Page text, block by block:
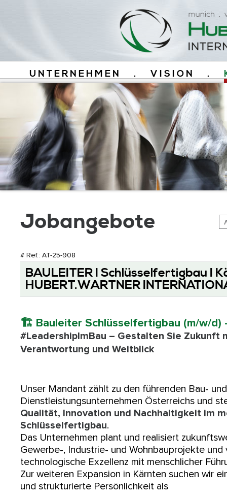
UNTERNEHMEN . VISION .
Jobangebote
# Ref.: AT-25-908
BAULEITER I Schlüsselfertigbau I
HUBERT.WARTNER
🏗️ Bauleiter Schlüsselfertigbau (m/w/d)
#LeadershipImBau – Gestalten Sie Zukunft
Verantwortung und Weitblick
Unser Mandant zählt zu den führenden Bau- und
Dienstleistungsunternehmen Österreichs und
Qualität, Innovation und Nachhaltigkeit im
Schlüsselfertigbau.
Das Unternehmen plant und realisiert
Gewerbe-, Industrie- und Wohnbauprojekte und
technologische Exzellenz mit menschlicher
Zur weiteren Expansion in Kärnten suchen wir
und strukturierte Persönlichkeit als